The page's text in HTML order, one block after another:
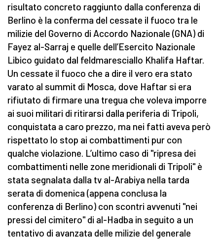
risultato concreto raggiunto dalla conferenza di
Berlino è la conferma del cessate il fuoco tra le
milizie del Governo di Accordo Nazionale (GNA) di
Fayez al-Sarraj e quelle dell’Esercito Nazionale
Libico guidato dal feldmaresciallo Khalifa Haftar.
Un cessate il fuoco che a dire il vero era stato
varato al summit di Mosca, dove Haftar si era
rifiutato di firmare una tregua che voleva imporre
ai suoi militari di ritirarsi dalla periferia di Tripoli,
conquistata a caro prezzo, ma nei fatti aveva però
rispettato lo stop ai combattimenti pur con
qualche violazione. L’ultimo caso di "ripresa dei
combattimenti nelle zone meridionali di Tripoli" è
stata segnalata dalla tv al-Arabiya nella tarda
serata di domenica (appena conclusa la
conferenza di Berlino) con scontri avvenuti "nei
pressi del cimitero" di al-Hadba in seguito a un
tentativo di avanzata delle milizie del generale